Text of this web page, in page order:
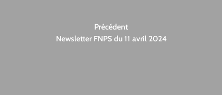
Précédent
Newsletter FNPS du 11 avril 2024